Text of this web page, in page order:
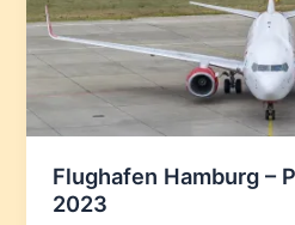
Flughafen Hamburg –
2023